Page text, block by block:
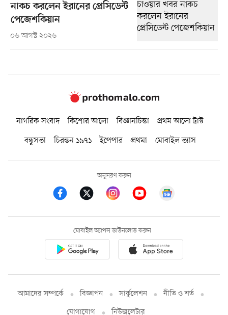
নাকচ করলেন ইরানের প্রেসিডেন্ট
পেজেশকিয়ান
০৬ আগস্ট ২০২৬
নাগরিক সংবাদ কিশোর আলো বিজ্ঞানচিন্তা
প্রথম আলো ট্রাস্ট
বন্ধুসভা
চিরন্তন ১৯৭১ ইপেপার প্রথমা মোবাইল ভ্যাস
অনুসরণ করুন
মোবাইল অ্যাপস ডাউনলোড করুন
আমাদের সম্পর্কে বিজ্ঞাপন সার্কুলেশন
নীতি ও শর্ত
যোগাযোগ
নিউজলেটার